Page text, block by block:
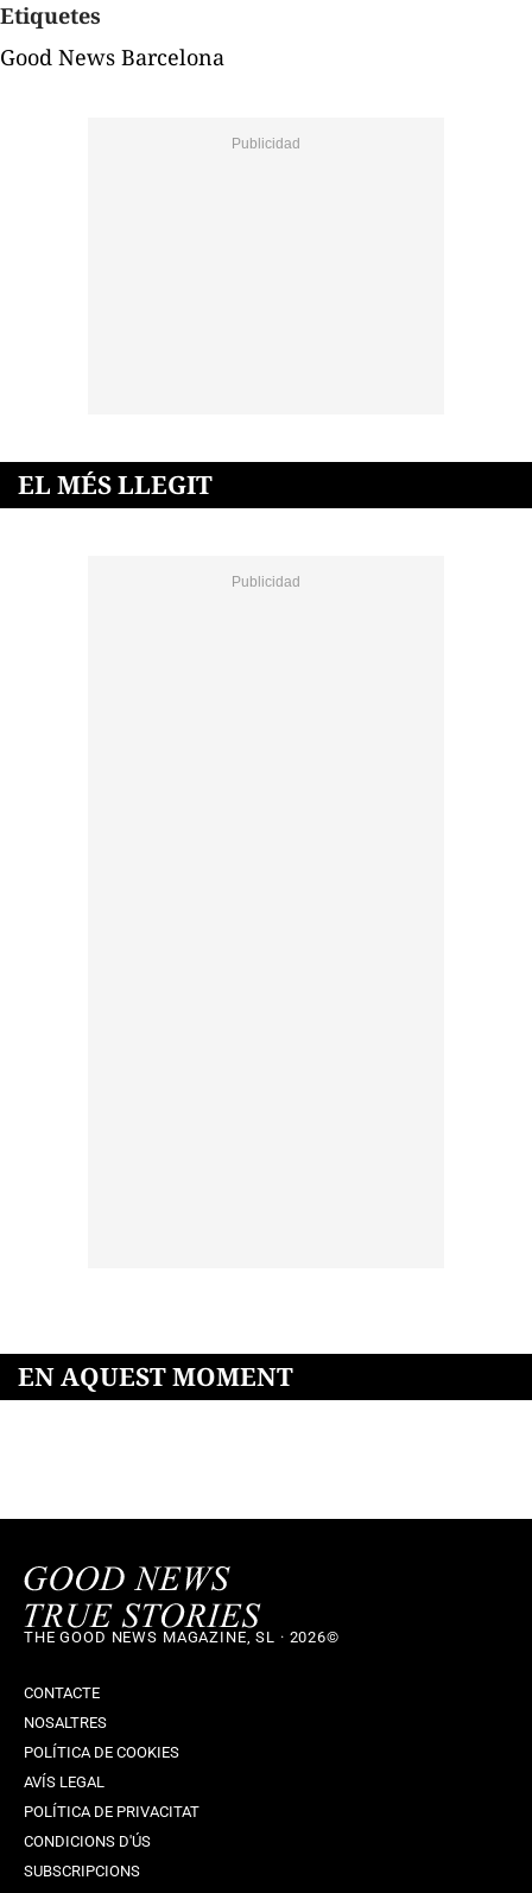
Etiquetes
Good News Barcelona
EL MÉS LLEGIT
EN AQUEST MOMENT
THE GOOD NEWS MAGAZINE, SL · 2026©
CONTACTE
NOSALTRES
POLÍTICA DE COOKIES
AVÍS LEGAL
POLÍTICA DE PRIVACITAT
CONDICIONS D'ÚS
SUBSCRIPCIONS